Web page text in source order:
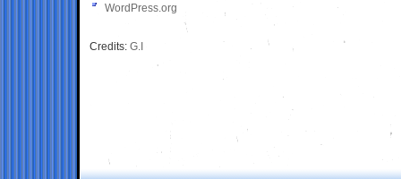
WordPress.org
Credits: G.I